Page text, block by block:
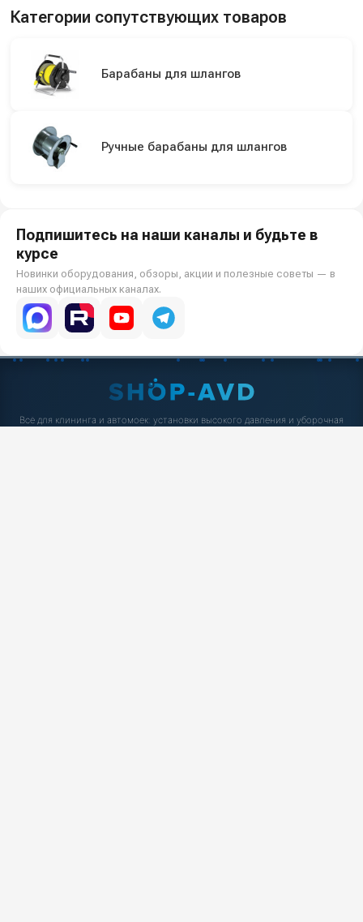
Категории сопутствующих товаров
Барабаны для шлангов
Ручные барабаны для шлангов
Подпишитесь на наши каналы и будьте в
курсе
Новинки оборудования, обзоры, акции и полезные советы — в
наших официальных каналах.
Всё для клининга и автомоек: установки высокого давления и уборочная